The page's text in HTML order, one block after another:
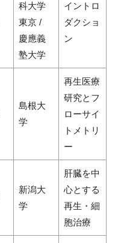
科大学
東京 /
慶應義
塾大学
イントロ
ダクショ
ン
島根大
学
再生医療
研究とフ
ローサイ
トメトリ
ー
新潟大
学
肝臓を中
心とする
再生・細
胞治療